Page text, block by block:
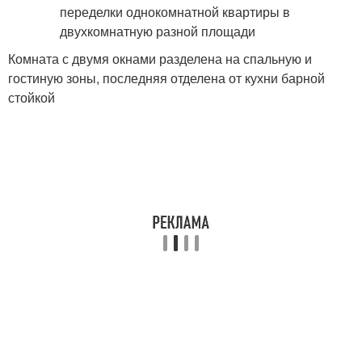
Комната с двумя окнами разделена на спальную и
гостиную зоны, последняя отделена от кухни барной
стойкой